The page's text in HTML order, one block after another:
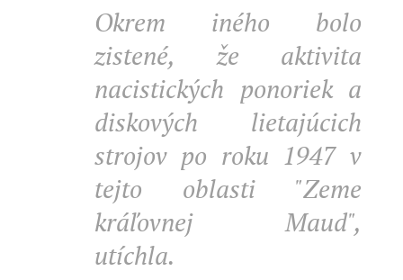
Okrem iného bolo
zistené, že aktivita
nacistických ponoriek a
diskových lietajúcich
strojov po roku 1947 v
tejto oblasti "Zeme
kráľovnej Maud",
utíchla.